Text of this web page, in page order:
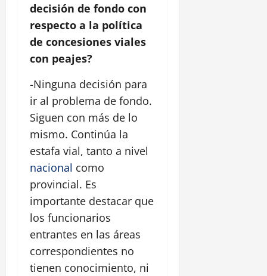
decisión de fondo con
respecto a la política
de concesiones viales
con peajes?
-Ninguna decisión para
ir al problema de fondo.
Siguen con más de lo
mismo. Continúa la
estafa vial, tanto a nivel
nacional como
provincial. Es
importante destacar que
los funcionarios
entrantes en las áreas
correspondientes no
tienen conocimiento, ni